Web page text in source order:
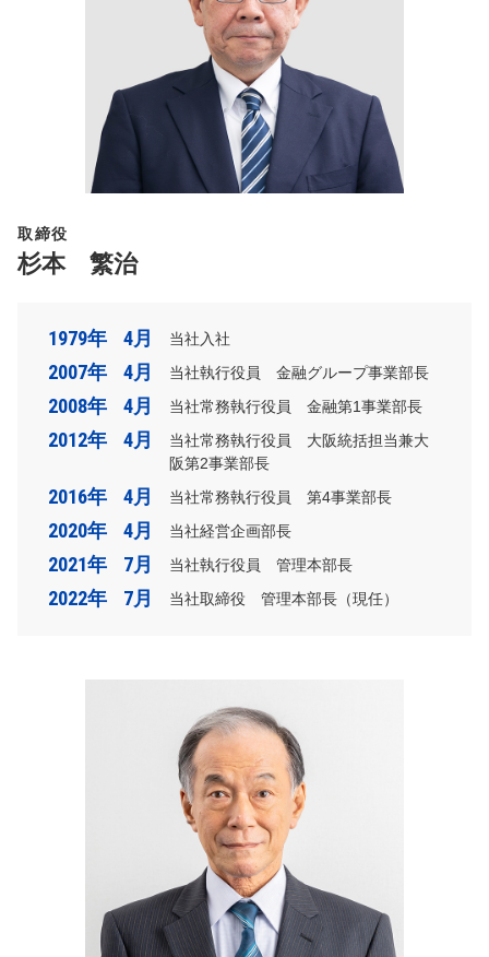
取締役
杉本 繁治
1979年 4月 当社入社
2007年 4月 当社執行役員 金融グループ事業部長
2008年 4月 当社常務執行役員 金融第1事業部長
2012年 4月
当社常務執行役員 大阪統括担当兼大
阪第2事業部長
2016年 4月 当社常務執行役員 第4事業部長
2020年 4月 当社経営企画部長
2021年 7月 当社執行役員 管理本部長
2022年 7月 当社取締役 管理本部長（現任）